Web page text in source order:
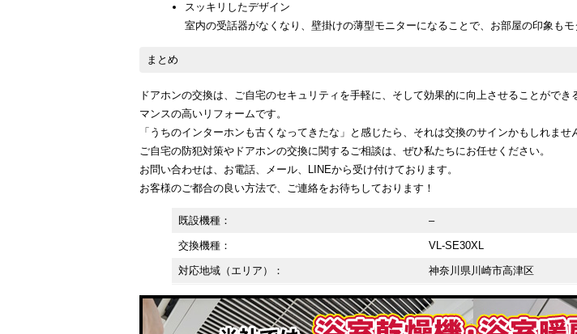
スッキリしたデザイン
室内の受話器がなくなり、壁掛けの薄型モニターになることで、お部屋の印象もモ
まとめ
ドアホンの交換は、ご自宅のセキュリティを手軽に、そして効果的に向上させることができ
マンスの高いリフォームです。
「うちのインターホンも古くなってきたな」と感じたら、それは交換のサインかもしれませ
ご自宅の防犯対策やドアホンの交換に関するご相談は、ぜひ私たちにお任せください。
お問い合わせは、お電話、メール、LINEから受け付けております。
お客様のご都合の良い方法で、ご連絡をお待ちしております！
既設機種： –
交換機種： VL-SE30XL
対応地域（エリア）： 神奈川県川崎市高津区